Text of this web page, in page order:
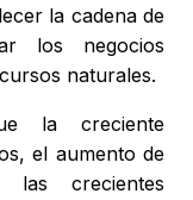
la cadena de
los negocios
naturales.
la creciente
el aumento de
las crecientes